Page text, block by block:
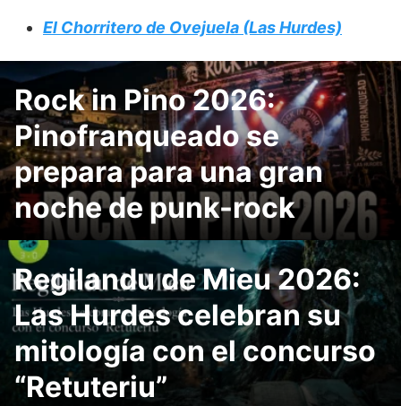
El Chorritero de Ovejuela (Las Hurdes)
Rock in Pino 2026:
Pinofranqueado se
prepara para una gran
noche de punk-rock
Regilandu de Mieu 2026:
Las Hurdes celebran su
mitología con el concurso
“Retuteriu”